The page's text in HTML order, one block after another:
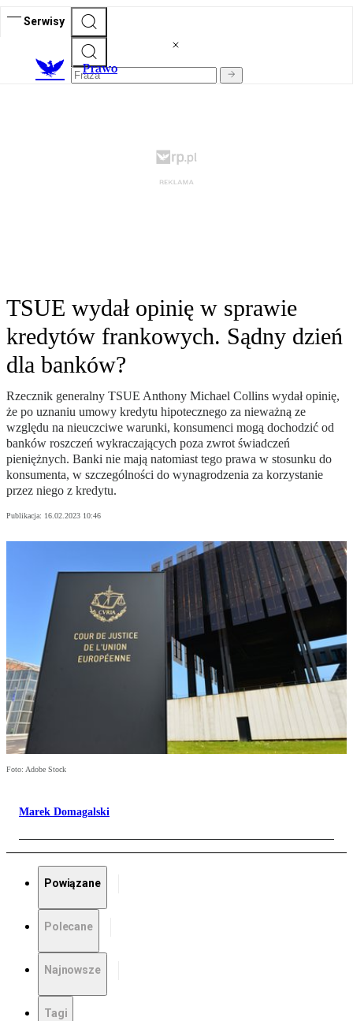
Serwisy
Prawo
TSUE wydał opinię w sprawie
kredytów frankowych. Sądny dzień
dla banków?
Rzecznik generalny TSUE Anthony Michael Collins wydał opinię,
że po uznaniu umowy kredytu hipotecznego za nieważną ze
względu na nieuczciwe warunki, konsumenci mogą dochodzić od
banków roszczeń wykraczających poza zwrot świadczeń
pieniężnych. Banki nie mają natomiast tego prawa w stosunku do
konsumenta, w szczególności do wynagrodzenia za korzystanie
przez niego z kredytu.
Publikacja: 16.02.2023 10:46
Foto: Adobe Stock
Marek Domagalski
Powiązane
Polecane
Najnowsze
Tagi